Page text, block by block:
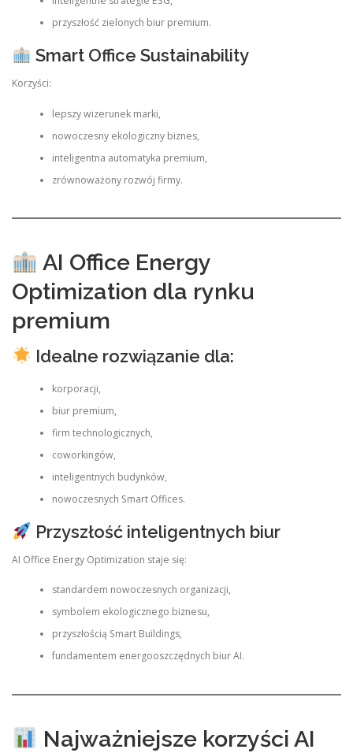
przyszłość zielonych biur premium.
Smart Office Sustainability
Korzyści:
lepszy wizerunek marki,
nowoczesny ekologiczny biznes,
inteligentna automatyka premium,
zrównoważony rozwój firmy.
AI Office Energy
Optimization dla rynku
premium
Idealne rozwiązanie dla:
korporacji,
biur premium,
firm technologicznych,
coworkingów,
inteligentnych budynków,
nowoczesnych Smart Offices.
Przyszłość inteligentnych biur
AI Office Energy Optimization staje się:
standardem nowoczesnych organizacji,
symbolem ekologicznego biznesu,
przyszłością Smart Buildings,
fundamentem energooszczędnych biur AI.
Najważniejsze korzyści AI